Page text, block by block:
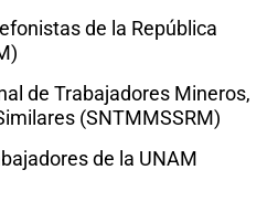
de la República
de Trabajadores Mineros,
(SNTMMSSRM)
de la UNAM